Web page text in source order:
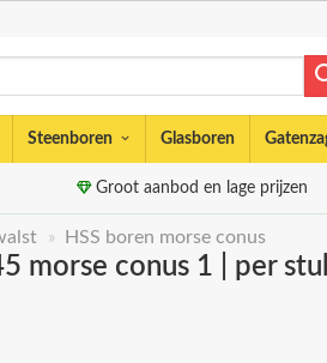
Steenboren Glasboren
Groot aanbod en lage prijzen
» HSS boren morse conus
morse conus 1 | per